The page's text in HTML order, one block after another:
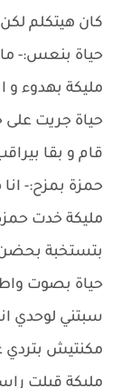
كان هيتكلم لكن
حياة بنعس:-
مليكة بهدوء و
حياة جريت
قام و بقا
حمزة بمزح:-
مليكة خدت
بتستخبة
حياة بصوت
سبتني لوحدي
مكنتيش بتردي
مليكة قبلت